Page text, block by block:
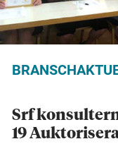
Srf
19